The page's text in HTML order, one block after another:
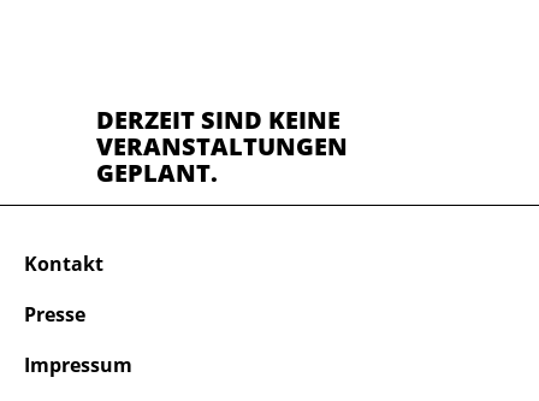
DERZEIT SIND KEINE
VERANSTALTUNGEN
GEPLANT.
Kontakt
Presse
Impressum